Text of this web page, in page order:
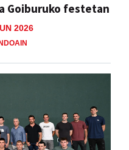
Goiburuko festetan
2026